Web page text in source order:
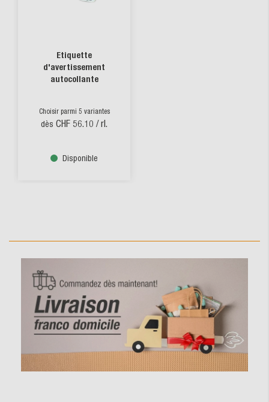
Etiquette
d'avertissement
autocollante
Choisir parmi 5 variantes
dès CHF 56.10 / rl.
Disponible